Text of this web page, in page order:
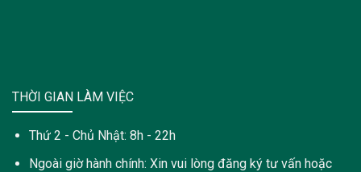
THỜI GIAN LÀM VIỆC
Thứ 2 - Chủ Nhật: 8h - 22h
Ngoài giờ hành chính: Xin vui lòng đăng ký tư vấn hoặc